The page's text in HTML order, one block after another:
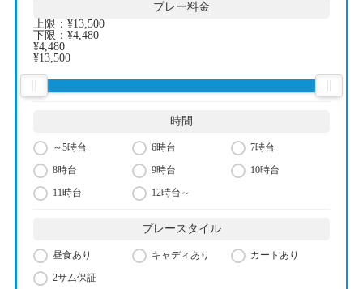
プレー料金
上限： ¥13,500
下限： ¥4,480
¥4,480
¥13,500
時間
～5時台 6時台
7時台
8時台
9時台
10時台
11時台
12時台～
プレースタイル
昼食あり キャディあり
カートあり
2サム保証